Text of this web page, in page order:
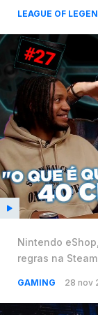
LEAGUE OF
Nintendo
regras na
GAMING 28 nov